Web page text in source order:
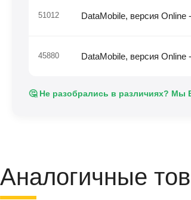
51012 DataMobile, версия
45880 DataMobile, версия Online
🤔 Не разобрались в различиях? Мы
Аналогичные